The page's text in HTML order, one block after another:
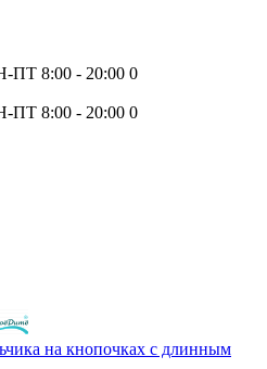
ПТ 8:00 - 20:00 0
ПТ 8:00 - 20:00 0
на кнопочках с длинным